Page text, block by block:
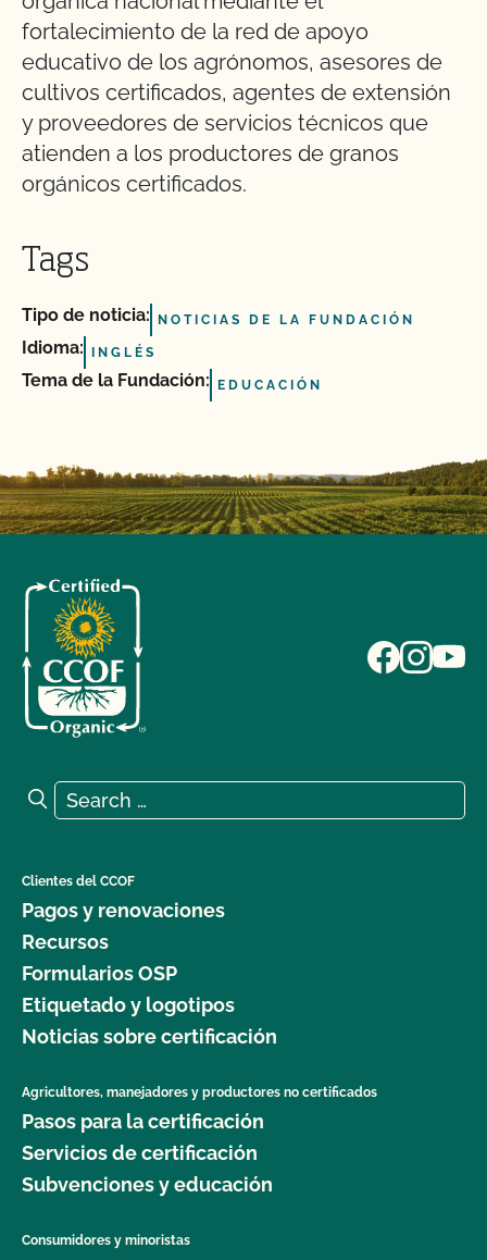
fortalecimiento de la red de apoyo
educativo de los agrónomos, asesores de
cultivos certificados, agentes de extensión
y proveedores de servicios técnicos que
atienden a los productores de granos
orgánicos certificados.
Tags
Tipo de noticia: NOTICIAS DE LA FUNDACIÓN
Idioma: INGLÉS
Tema de la Fundación: EDUCACIÓN
Search for:
Search
Clientes del CCOF
Pagos y renovaciones
Recursos
Formularios OSP
Etiquetado y logotipos
Noticias sobre certificación
Agricultores, manejadores y productores no certificados
Pasos para la certificación
Servicios de certificación
Subvenciones y educación
Consumidores y minoristas